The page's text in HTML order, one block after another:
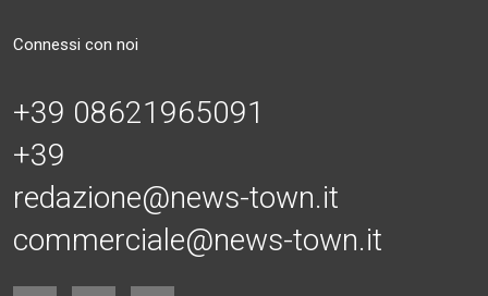
Connessi con noi
+39 08621965091
+39
redazione@news-town.it
commerciale@news-town.it